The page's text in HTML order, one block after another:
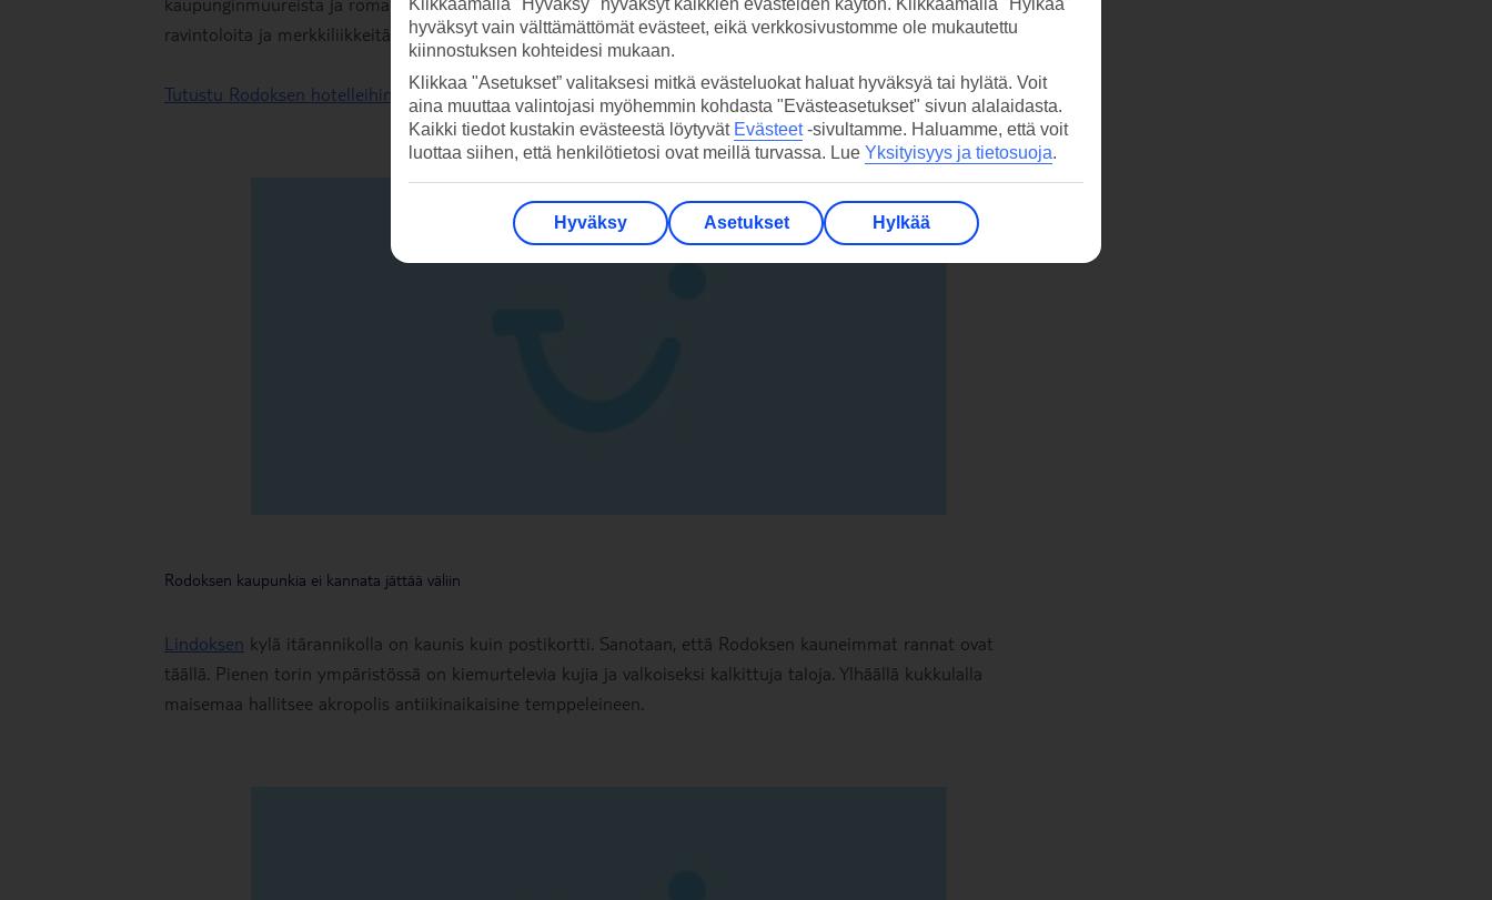
ravintoloita ja merkkiliikkeitä. Kaupunkia reunustaa kaksi pitkää uimarantaa.
Tutustu Rodoksen hotelleihin täältä.
Rodoksen kaupunkia ei kannata jättää väliin
Lindoksen kylä itärannikolla on kaunis kuin postikortti. Sanotaan, että Rodoksen kauneimmat rannat ovat
täällä. Pienen torin ympäristössä on kiemurtelevia kujia ja valkoiseksi kalkittuja taloja. Ylhäällä kukkulalla
maisemaa hallitsee akropolis antiikinaikaisine temppeleineen.
hyväksyt vain välttämättömät evästeet, eikä verkkosivustomme ole mukautettu
kiinnostuksen kohteidesi mukaan.
Klikkaa "Asetukset” valitaksesi mitkä evästeluokat haluat hyväksyä tai hylätä. Voit
aina muuttaa valintojasi myöhemmin kohdasta "Evästeasetukset" sivun alalaidasta.
Kaikki tiedot kustakin evästeestä löytyvät Evästeet-sivultamme. Haluamme, että voit
luottaa siihen, että henkilötietosi ovat meillä turvassa. Lue Yksityisyys ja tietosuoja.
Hyväksy Asetukset Hylkää